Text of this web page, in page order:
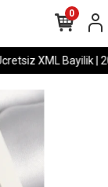
XML Bayilik |
0